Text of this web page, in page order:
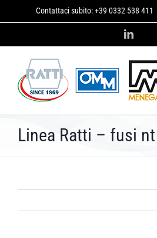
Contattaci subito:+39 0332 538 411
Linea Ratti – fusi